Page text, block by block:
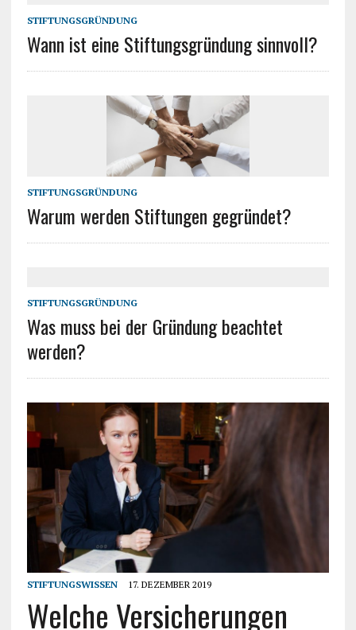
STIFTUNGSGRÜNDUNG
Wann ist eine Stiftungsgründung sinnvoll?
STIFTUNGSGRÜNDUNG
Warum werden Stiftungen gegründet?
STIFTUNGSGRÜNDUNG
Was muss bei der Gründung beachtet
werden?
STIFTUNGSWISSEN 17. DEZEMBER 2019
Welche Versicherungen